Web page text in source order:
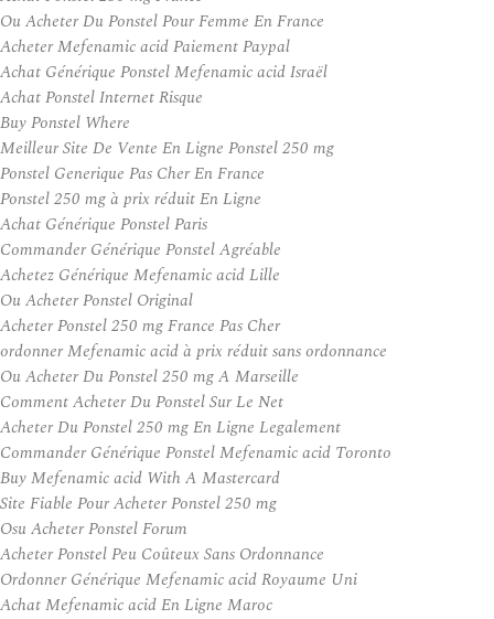
Ou Acheter Du Ponstel Pour Femme En France
Acheter Mefenamic acid Paiement Paypal
Achat Générique Ponstel Mefenamic acid Israël
Achat Ponstel Internet Risque
Buy Ponstel Where
Meilleur Site De Vente En Ligne Ponstel 250 mg
Ponstel Generique Pas Cher En France
Ponstel 250 mg à prix réduit En Ligne
Achat Générique Ponstel Paris
Commander Générique Ponstel Agréable
Achetez Générique Mefenamic acid Lille
Ou Acheter Ponstel Original
Acheter Ponstel 250 mg France Pas Cher
ordonner Mefenamic acid à prix réduit sans ordonnance
Ou Acheter Du Ponstel 250 mg A Marseille
Comment Acheter Du Ponstel Sur Le Net
Acheter Du Ponstel 250 mg En Ligne Legalement
Commander Générique Ponstel Mefenamic acid Toronto
Buy Mefenamic acid With A Mastercard
Site Fiable Pour Acheter Ponstel 250 mg
Osu Acheter Ponstel Forum
Acheter Ponstel Peu Coûteux Sans Ordonnance
Ordonner Générique Mefenamic acid Royaume Uni
Achat Mefenamic acid En Ligne Maroc